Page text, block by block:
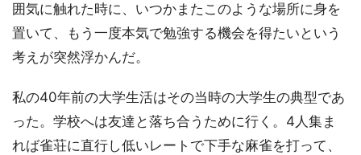
囲気に触れた時に、いつかまたこのような場所に身を
置いて、もう一度本気で勉強する機会を得たいという
考えが突然浮かんだ。
私の40年前の大学生活はその当時の大学生の典型であ
った。学校へは友達と落ち合うために行く。4人集ま
れば雀荘に直行し低いレートで下手な麻雀を打って、